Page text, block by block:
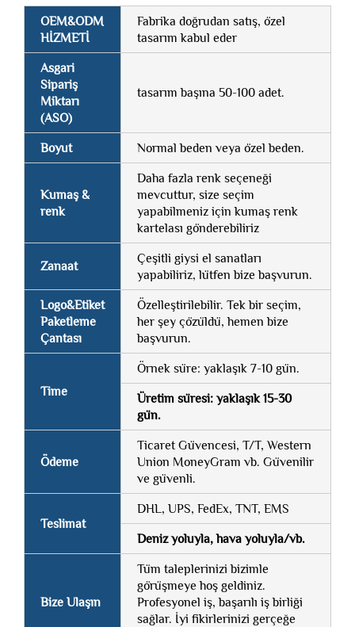
OEM&ODM
HİZMETİ
Fabrika doğrudan satış, özel
tasarım kabul eder
Asgari
Sipariş
Miktarı
(ASO)
tasarım başına 50-100 adet.
Boyut Normal beden veya özel beden.
Kumaş &
renk
Daha fazla renk seçeneği
mevcuttur, size seçim
yapabilmeniz için kumaş renk
kartelası gönderebiliriz
Zanaat
Çeşitli giysi el sanatları
yapabiliriz, lütfen bize başvurun.
Logo&Etiket
Paketleme
Çantası
Özelleştirilebilir. Tek bir seçim,
her şey çözüldü, hemen bize
başvurun.
Time
Örnek süre: yaklaşık 7-10 gün.
Üretim süresi: yaklaşık 15-30
gün.
Ödeme
Ticaret Güvencesi, T/T, Western
Union MoneyGram vb. Güvenilir
ve güvenli.
Teslimat
DHL, UPS, FedEx, TNT, EMS
Deniz yoluyla, hava yoluyla/vb.
Bize Ulaşın
Tüm taleplerinizi bizimle
görüşmeye hoş geldiniz.
Profesyonel iş, başarılı iş birliği
sağlar. İyi fikirlerinizi gerçeğe